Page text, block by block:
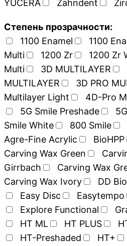
YUCERA
Zahndent
Степень прозрачности:
1100 Enamel
1100
Multi
1200 Zr 1200 Zr
Multi
3D MULTILAYER
MULTILAYER
3D PRO
Multilayer Light
4D-Pro
5G Smile Preshade
Smile White
800 Smile
Agre-Fine Acrylic
BioHPP
Carving Wax Green
Girrbach
Carving Wax
Carving Wax Ivory
DD
Easy Disc
Easytempo
Explore Functional
HT ML
HT PLUS
HT-Preshaded
HT+